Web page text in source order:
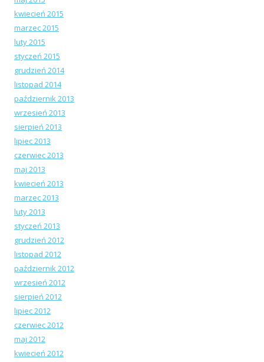
kwiecień 2015
marzec 2015
luty 2015
styczeń 2015
grudzień 2014
listopad 2014
październik 2013
wrzesień 2013
sierpień 2013
lipiec 2013
czerwiec 2013
maj 2013
kwiecień 2013
marzec 2013
luty 2013
styczeń 2013
grudzień 2012
listopad 2012
październik 2012
wrzesień 2012
sierpień 2012
lipiec 2012
czerwiec 2012
maj 2012
kwiecień 2012